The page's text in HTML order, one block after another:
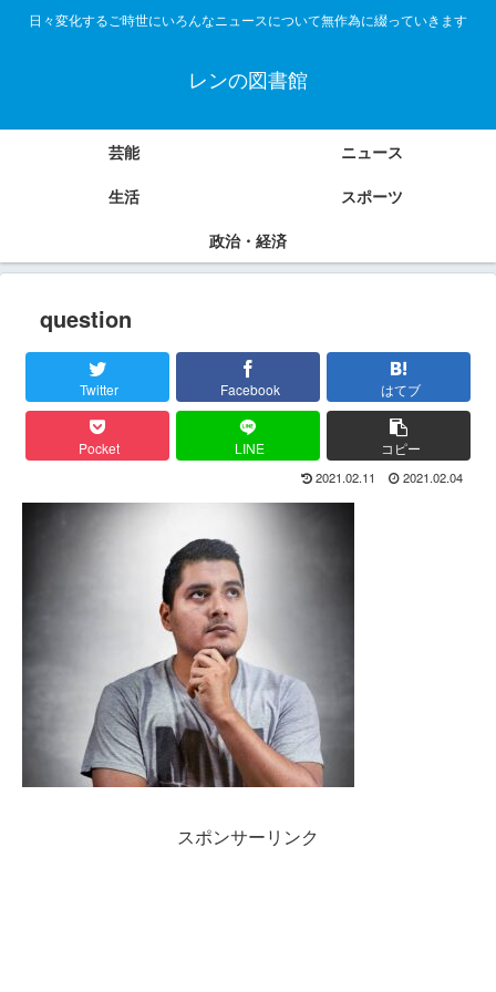
日々変化するご時世にいろんなニュースについて無作為に綴っていきます
レンの図書館
芸能
ニュース
生活
スポーツ
政治・経済
question
Twitter Facebook はてブ
Pocket LINE コピー
2021.02.11 2021.02.04
スポンサーリンク